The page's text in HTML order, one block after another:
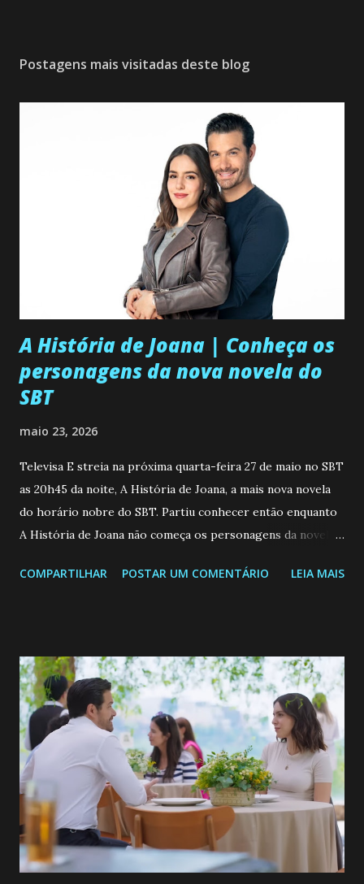
Postagens mais visitadas deste blog
A História de Joana | Conheça os
personagens da nova novela do
SBT
maio 23, 2026
Televisa E streia na próxima quarta-feira 27 de maio no SBT
as 20h45 da noite, A História de Joana, a mais nova novela
do horário nobre do SBT. Partiu conhecer então enquanto
A História de Joana não começa os personagens da novela?
de 25/05/26 a 31/05/26 JOANA GUADALUPE (Camila
permanecer virgem até encontrar o homem que realmente
ama, o que não é fácil, já que dedica todas as suas energias a
se aprimorar, trabalhando, estudando e se orgulhando de
ser a primeira mulher da família a ingressar na
universidade. Ela tem uma personalidade muito alegre, é
muito madura para a idade, determinada, criativa e
empática. Detesta injustiças e é uma ótima amiga. Pode ser
teimosa e muito persistente quando decide fazer algo.
Durante um exame ginecológico, ela é inseminada por eng...
COMPARTILHAR POSTAR UM COMENTÁRIO LEIA MAIS